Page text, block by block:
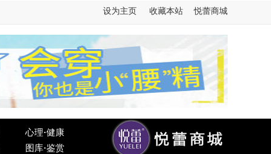
设为主页 收藏本站 悦蕾商城
心理·健康
图库·鉴赏